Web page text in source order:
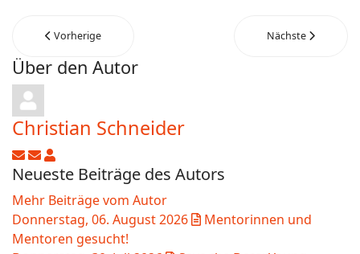
Vorherige Nächste
Über den Autor
Christian Schneider
Updates abonnieren
Abo von Updates dieses Autors beenden
Christian Schneider
Neueste Beiträge des Autors
Mehr Beiträge vom Autor
Donnerstag, 06. August 2026
Mentorinnen und
Mentoren gesucht!